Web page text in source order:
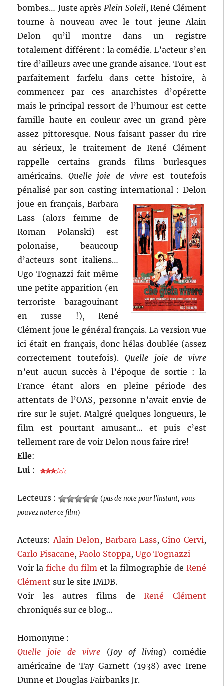
bombes… Juste après Plein Soleil, René Clément
tourne à nouveau avec le tout jeune Alain
Delon qu’il montre dans un registre
totalement différent : la comédie. L’acteur s’en
tire d’ailleurs avec une grande aisance. Tout est
parfaitement farfelu dans cette histoire, à
commencer par ces anarchistes d’opérette
mais le principal ressort de l’humour est cette
famille haute en couleur avec un grand-père
assez pittoresque. Nous faisant passer du rire
au sérieux, le traitement de René Clément
rappelle certains grands films burlesques
américains. Quelle joie de vivreest toutefois
pénalisé par son casting international : Delon
joue en français, Barbara
Lass (alors femme de
Roman Polanski) est
polonaise, beaucoup
d’acteurs sont italiens…
Ugo Tognazzi fait même
une petite apparition (en
terroriste baragouinant
en russe !), René
Clément joue le général français. La version vue
ici était en français, donc hélas doublée (assez
correctement toutefois).Quelle joie de vivre
n’eut aucun succès à l’époque de sortie : la
France étant alors en pleine période des
attentats de l’OAS, personne n’avait envie de
rire sur le sujet. Malgré quelques longueurs, le
film est pourtant amusant… et puis c’est
tellement rare de voir Delon nous faire rire!
Elle:
–
Lui :
Lecteurs : (pas de note pour l'instant, vous
pouvez noter ce film)
Acteurs:Alain Delon,Barbara Lass,Gino Cervi,
Carlo Pisacane,Paolo Stoppa,Ugo Tognazzi
Voir lafiche du film et la filmographie de René
Clément sur le site IMDB.
Voir les autres films deRené Clément
chroniqués sur ce blog…
Homonyme :
Quelle joie de vivre (Joy of living) comédie
américaine de Tay Garnett (1938) avec Irene
Dunne et Douglas Fairbanks Jr.